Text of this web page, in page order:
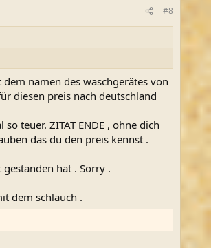
#8
namen des waschgerätes von
diesen preis nach deutschland
teuer. ZITAT ENDE , ohne dich
das du den preis kennst .
hat . Sorry .
dem schlauch .